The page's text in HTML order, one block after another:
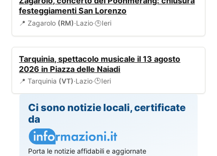
festeggiamenti San Lorenzo
📍 Zagarolo (RM)·Lazio·🕒Ieri
Tarquinia, spettacolo musicale il 13 agosto
2026 in Piazza delle Naiadi
📍 Tarquinia (VT)·Lazio·🕒Ieri
Ci sono notizie locali, certificate
da
Porta le notizie affidabili e aggiornate